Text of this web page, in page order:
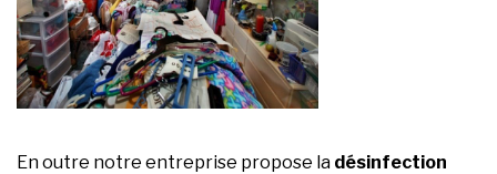
En outre notre entreprise propose la désinfection